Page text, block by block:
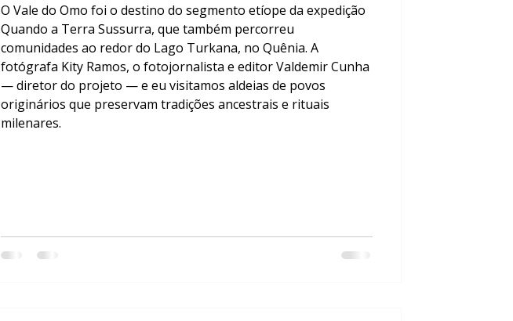
O Vale do Omo foi o destino do segmento etíope da expedição
Quando a Terra Sussurra, que também percorreu
comunidades ao redor do Lago Turkana, no Quênia. A
fotógrafa Kity Ramos, o fotojornalista e editor Valdemir Cunha
— diretor do projeto — e eu visitamos aldeias de povos
originários que preservam tradições ancestrais e rituais
milenares.